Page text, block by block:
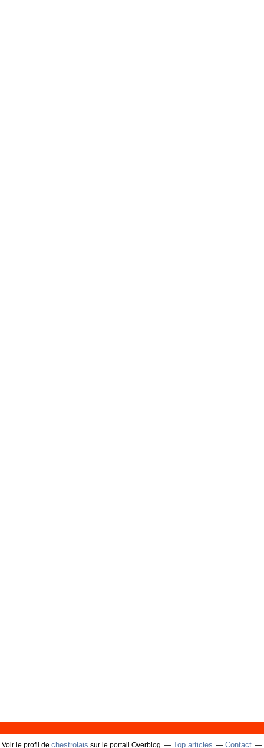
Voir le profil de chestrolais sur le portail Overblog Top articles Contact